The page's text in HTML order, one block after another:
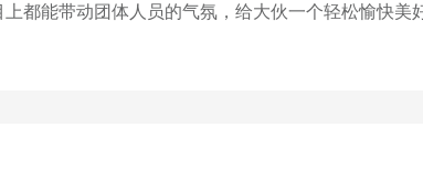
都能带动团体人员的气氛，给大伙一个轻松愉快